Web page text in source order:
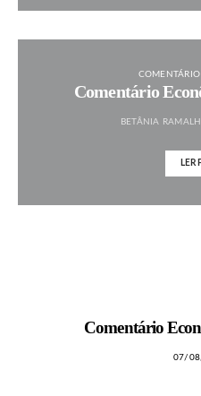
Comentário
BETÂNIA
LER
Comentário
07/